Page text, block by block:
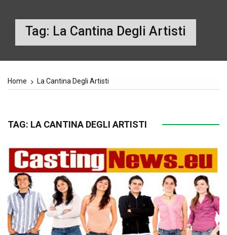
Tag: La Cantina Degli Artisti
Home La Cantina Degli Artisti
TAG: LA CANTINA DEGLI ARTISTI